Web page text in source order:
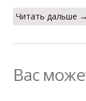
Читать дальше →
Вас